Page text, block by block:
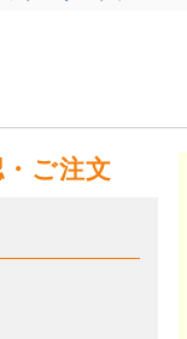
ご注文